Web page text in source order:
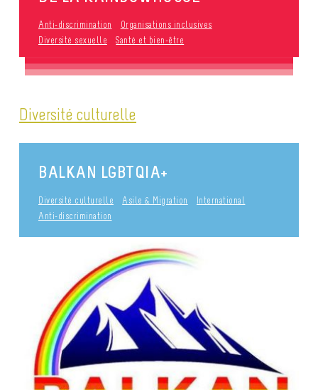
Anti-discrimination
Organisations inclusives
Diversité sexuelle
Santé et bien-être
Diversité culturelle
BALKAN LGBTQIA+
Diversité culturelle Asile & Migration
International
Anti-discrimination